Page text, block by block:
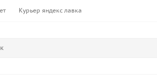
Курьер яндекс лавка